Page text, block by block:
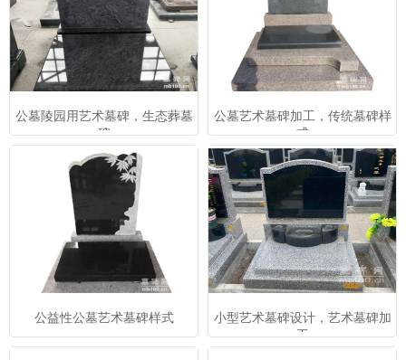
公墓陵园用艺术墓碑，生态葬墓
碑
公墓艺术墓碑加工，传统墓碑样
式
公益性公墓艺术墓碑样式
小型艺术墓碑设计，艺术墓碑加
工